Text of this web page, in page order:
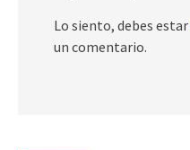
Lo siento, debes estar
un comentario.